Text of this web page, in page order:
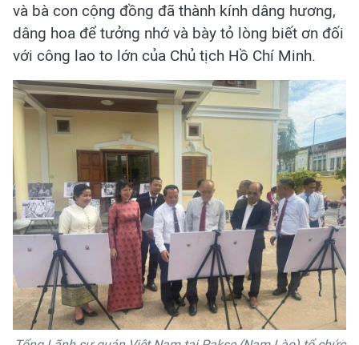
và bà con cộng đồng đã thành kính dâng hương,
dâng hoa để tưởng nhớ và bày tỏ lòng biết ơn đối
với công lao to lớn của Chủ tịch Hồ Chí Minh.